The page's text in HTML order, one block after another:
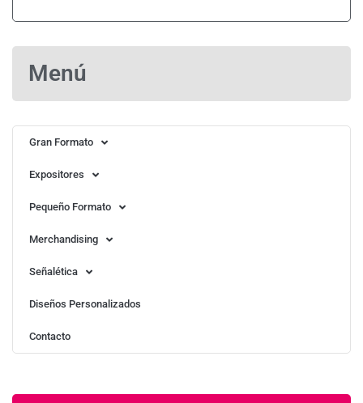
Menú
Gran Formato
Expositores
Pequeño Formato
Merchandising
Señalética
Diseños Personalizados
Contacto